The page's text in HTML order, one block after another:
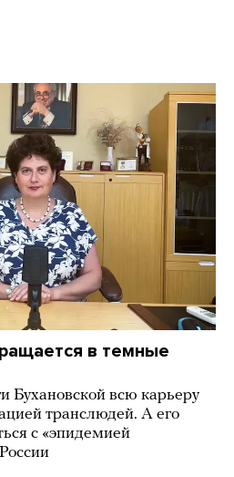
в темные
Бухановской всю карьеру
транслюдей. А его
с «эпидемией